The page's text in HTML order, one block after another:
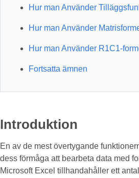
Hur man Använder
Hur man Använder
Hur man Använder R1C1-
Fortsatta ämnen
Introduktion
En av de mest övertygande
dess förmåga att bearbeta data med
Microsoft Excel tillhandahåller ett